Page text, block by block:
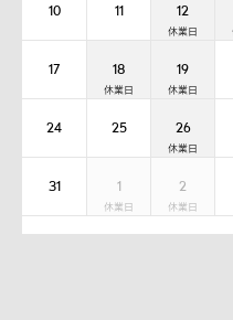
10 11 12
17 18 19
24 25 26
31 1 2